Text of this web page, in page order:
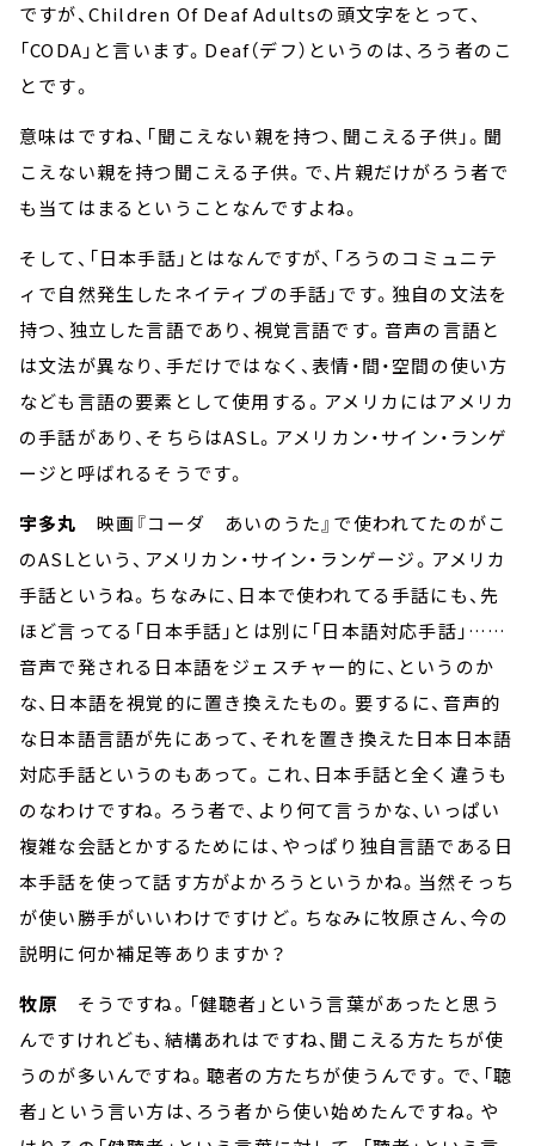
ですが、Children Of Deaf Adultsの頭文字をとって、
「CODA」と言います。Deaf（デフ）というのは、ろう者のこ
とです。
意味はですね、「聞こえない親を持つ、聞こえる子供」。聞
こえない親を持つ聞こえる子供。で、片親だけがろう者で
も当てはまるということなんですよね。
そして、「日本手話」とはなんですが、「ろうのコミュニテ
ィで自然発生したネイティブの手話」です。独自の文法を
持つ、独立した言語であり、視覚言語です。音声の言語と
は文法が異なり、手だけではなく、表情・間・空間の使い方
なども言語の要素として使用する。アメリカにはアメリカ
の手話があり、そちらはASL。アメリカン・サイン・ランゲ
ージと呼ばれるそうです。
宇多丸 映画『コーダ あいのうた』で使われてたのがこ
のASLという、アメリカン・サイン・ランゲージ。アメリカ
手話というね。ちなみに、日本で使われてる手話にも、先
ほど言ってる「日本手話」とは別に「日本語対応手話」……
音声で発される日本語をジェスチャー的に、というのか
な、日本語を視覚的に置き換えたもの。要するに、音声的
な日本語言語が先にあって、それを置き換えた日本日本語
対応手話というのもあって。これ、日本手話と全く違うも
のなわけですね。ろう者で、より何て言うかな、いっぱい
複雑な会話とかするためには、やっぱり独自言語である日
本手話を使って話す方がよかろうというかね。当然そっち
が使い勝手がいいわけですけど。ちなみに牧原さん、今の
説明に何か補足等ありますか？
牧原 そうですね。「健聴者」という言葉があったと思う
んですけれども、結構あれはですね、聞こえる方たちが使
うのが多いんですね。聴者の方たちが使うんです。で、「聴
者」という言い方は、ろう者から使い始めたんですね。や